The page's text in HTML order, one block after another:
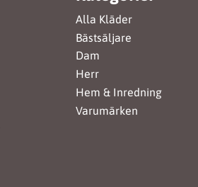
Alla Kläder
Bästsäljare
Dam
Herr
Hem & Inredning
Varumärken